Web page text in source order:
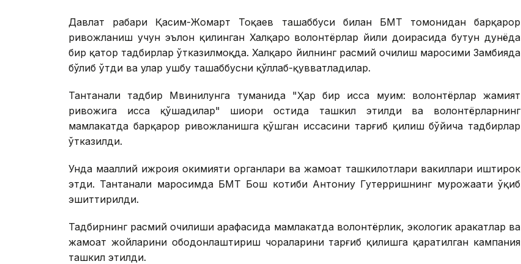
Давлат раҳбари Қасим-Жомарт Тоқаев ташаббуси билан БМТ томонидан барқарор
ривожланиш учун эълон қилинган Халқаро волонтёрлар йили доирасида бутун дунёда
бир қатор тадбирлар ўтказилмоқда. Халқаро йилнинг расмий очилиш маросими Замбияда
бўлиб ўтди ва улар ушбу ташаббусни қўллаб-қувватладилар.
Тантанали тадбир Мвинилунга туманида "Ҳар бир ҳисса муҳим: волонтёрлар жамият
ривожига ҳисса қўшадилар" шиори остида ташкил этилди ва волонтёрларнинг
мамлакатда барқарор ривожланишга қўшган ҳиссасини тарғиб қилиш бўйича тадбирлар
ўтказилди.
Унда маҳаллий ижроия ҳокимияти органлари ва жамоат ташкилотлари вакиллари иштирок
этди. Тантанали маросимда БМТ Бош котиби Антониу Гутерришнинг мурожаати ўқиб
эшиттирилди.
Тадбирнинг расмий очилиши арафасида мамлакатда волонтёрлик, экологик ҳаракатлар ва
жамоат жойларини ободонлаштириш чораларини тарғиб қилишга қаратилган кампания
ташкил этилди.